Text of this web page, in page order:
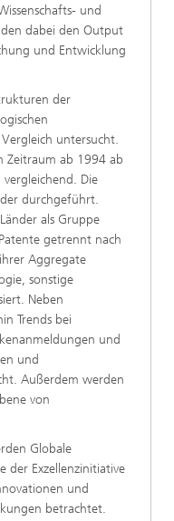
und
dabei den Output
und Entwicklung
der
untersucht.
Zeitraum ab 1994 ab
Die
durchgeführt.
als Gruppe
getrennt nach
Aggregate
sonstige
Neben
Trends bei
und
und
Außerdem werden
von
Globale
der Exzellenzinitiative
und
betrachtet.